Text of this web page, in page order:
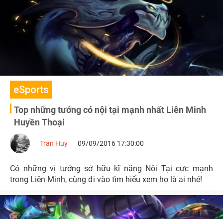
eSports
Top những tướng có nội tại mạnh nhất Liên Minh
Huyền Thoại
Tran Huy 09/09/2016 17:30:00
Có những vị tướng sở hữu kĩ năng Nội Tại cực mạnh
trong Liên Minh, cùng đi vào tìm hiểu xem họ là ai nhé!